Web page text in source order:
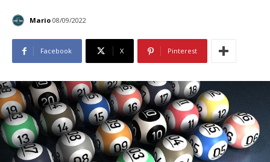
Mario 08/09/2022
Facebook X Pinterest